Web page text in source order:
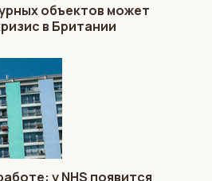
объектов может
в Британии
у NHS появится